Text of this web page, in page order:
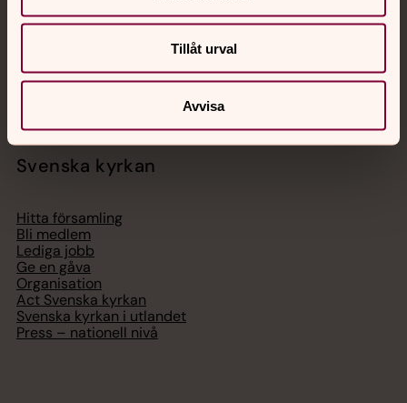
Tillåt urval
Avvisa
Chatt
Telefon 112
Svenska kyrkan
Hitta församling
Bli medlem
Lediga jobb
Ge en gåva
Organisation
Act Svenska kyrkan
Svenska kyrkan i utlandet
Press – nationell nivå